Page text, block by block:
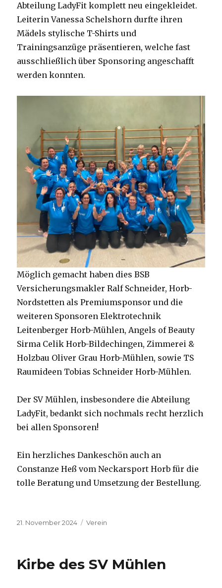
Abteilung LadyFit komplett neu eingekleidet.
Leiterin Vanessa Schelshorn durfte ihren
Mädels stylische T-Shirts und
Trainingsanzüge präsentieren, welche fast
ausschließlich über Sponsoring angeschafft
werden konnten.
Möglich gemacht haben dies BSB
Versicherungsmakler Ralf Schneider, Horb-
Nordstetten als Premiumsponsor und die
weiteren Sponsoren Elektrotechnik
Leitenberger Horb-Mühlen, Angels of Beauty
Sirma Celik Horb-Bildechingen, Zimmerei &
Holzbau Oliver Grau Horb-Mühlen, sowie TS
Raumideen Tobias Schneider Horb-Mühlen.
Der SV Mühlen, insbesondere die Abteilung
LadyFit, bedankt sich nochmals recht herzlich
bei allen Sponsoren!
Ein herzliches Dankeschön auch an
Constanze Heß vom Neckarsport Horb für die
tolle Beratung und Umsetzung der Bestellung.
Veröffentlicht
21. November 2024 Kategorien
Verein
Kirbe des SV Mühlen